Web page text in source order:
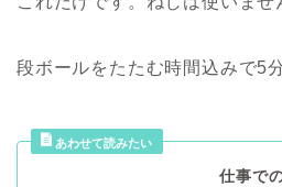
段ボールをたたむ時間込みで5
仕事で